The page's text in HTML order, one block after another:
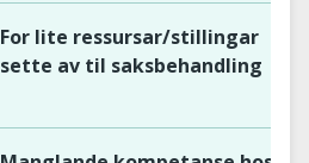
For lite ressursar/stillingar
sette av til saksbehandling